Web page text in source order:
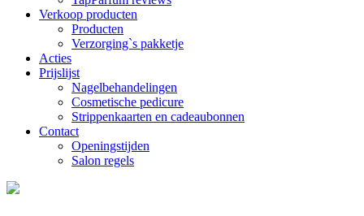
Verkoop producten
Producten
Verzorging`s pakketje
Acties
Prijslijst
Nagelbehandelingen
Cosmetische pedicure
Strippenkaarten en cadeaubonnen
Contact
Openingstijden
Salon regels